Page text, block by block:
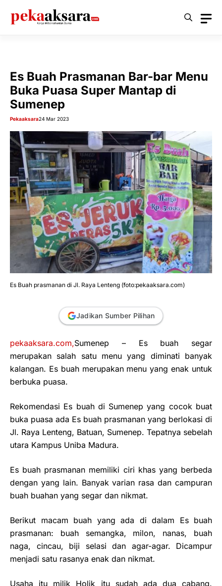
Es Buah Prasmanan Bar-bar Menu
Buka Puasa Super Mantap di
Sumenep
Pekaaksara24 Mar 2023
Es Buah prasmanan di Jl. Raya Lenteng (foto:pekaaksara.com)
Jadikan Sumber Pilihan
pekaaksara.com,Sumenep – Es buah segar
merupakan salah satu menu yang diminati banyak
kalangan. Es buah merupakan menu yang enak untuk
berbuka puasa.
Rekomendasi Es buah di Sumenep yang cocok buat
buka puasa ada Es buah prasmanan yang berlokasi di
Jl. Raya Lenteng, Batuan, Sumenep. Tepatnya sebelah
utara Kampus Uniba Madura.
Es buah prasmanan memiliki ciri khas yang berbeda
dengan yang lain. Banyak varian rasa dan campuran
buah buahan yang segar dan nikmat.
Berikut macam buah yang ada di dalam Es buah
prasmanan: buah semangka, milon, nanas, buah
naga, cincau, biji selasi dan agar-agar. Dicampur
menjadi satu rasanya enak dan nikmat.
Usaha itu milik Holik itu sudah ada dua cabang.